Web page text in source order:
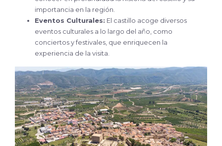
importancia en la región.
Eventos Culturales: El castillo acoge diversos
eventos culturales a lo largo del año, como
conciertos y festivales, que enriquecen la
experiencia de la visita.